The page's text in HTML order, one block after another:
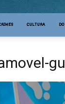
CULTURA